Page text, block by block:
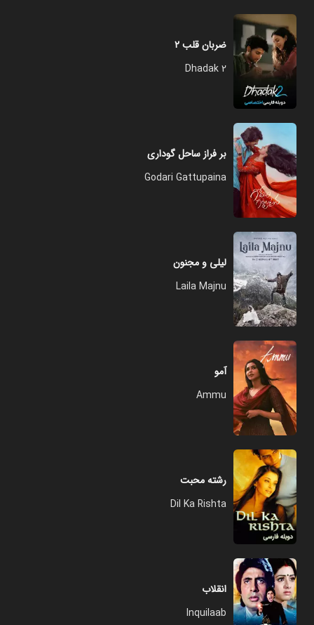
ضربان قلب ۲
Dhadak 2
بر فراز ساحل گوداری
Godari Gattupaina
لیلی و مجنون
Laila Majnu
آمو
Ammu
رشته محبت
Dil Ka Rishta
انقلاب
Inquilaab